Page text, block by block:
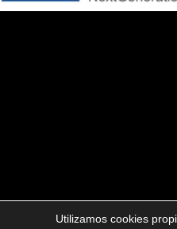
Utilizamos cookies